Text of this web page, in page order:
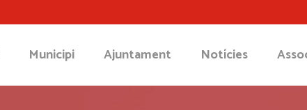
Municipi Ajuntament Notícies